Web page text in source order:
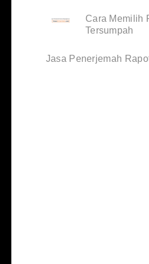
Cara Memilih
Tersumpah
Jasa Penerjemah